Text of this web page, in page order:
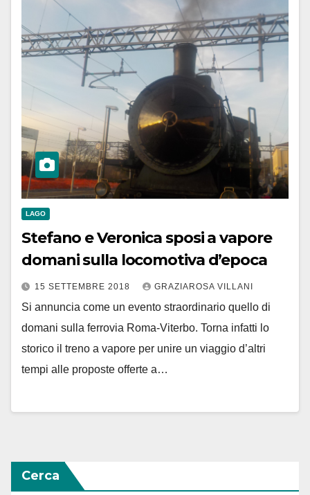
LAGO
Stefano e Veronica sposi a vapore
domani sulla locomotiva d’epoca
15 SETTEMBRE 2018 GRAZIAROSA VILLANI
Si annuncia come un evento straordinario quello di
domani sulla ferrovia Roma-Viterbo. Torna infatti lo
storico il treno a vapore per unire un viaggio d’altri
tempi alle proposte offerte a…
Cerca